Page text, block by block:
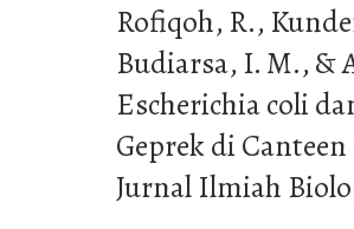
Rofiqoh, R.,
Budiarsa, I. M., &
Escherichia coli
Geprek di
Jurnal Ilmiah